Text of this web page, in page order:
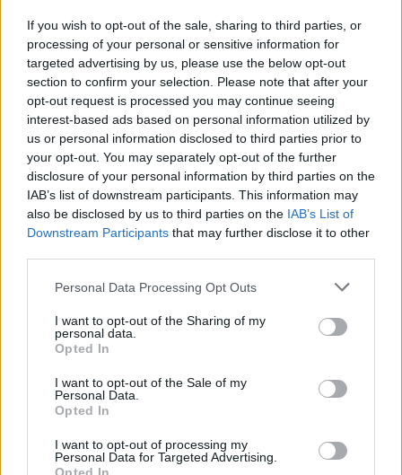
If you wish to opt-out of the sale, sharing to third parties, or
processing of your personal or sensitive information for
targeted advertising by us, please use the below opt-out
section to confirm your selection. Please note that after your
opt-out request is processed you may continue seeing
interest-based ads based on personal information utilized by
us or personal information disclosed to third parties prior to
your opt-out. You may separately opt-out of the further
disclosure of your personal information by third parties on the
IAB’s list of downstream participants. This information may
also be disclosed by us to third parties on the IAB’s List of
Downstream Participants that may further disclose it to other
Personal Data Processing Opt Outs
I want to opt-out of the Sharing of my
personal data.
Opted In
I want to opt-out of the Sale of my
Personal Data.
Opted In
I want to opt-out of processing my
Personal Data for Targeted Advertising.
Marinuotos šparaginės
pupelės pagal Dianą: žiemą
džiaugsitės kiekvienu
stiklainiu
dalintis
Dabar ji vysto veiklą „Šparagų namuose“,
kurie vis labiau plečiasi ir gali pasiūlyti ne tik
skaitytojais Vidmantė dalijasi itin gardžiu
receptu.
Marinuoti smidrai